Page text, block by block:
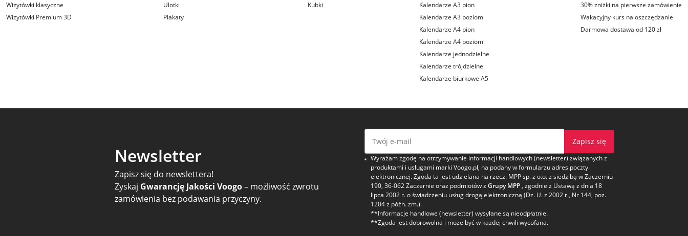
Wizytówki klasyczne
Wizytówki Premium 3D
Ulotki
Plakaty
Kubki
Kalendarze A3 pion
Kalendarze A3 poziom
Kalendarze A4 pion
Kalendarze A4 poziom
Kalendarze jednodzielne
Kalendarze trójdzielne
Kalendarze biurkowe A5
30% zniżki na pierwsze zamówienie
Wakacyjny kurs na oszczędzanie
Darmowa dostawa od 120 zł
Newsletter
Zapisz się do newslettera!
Zyskaj Gwarancję Jakości Voogo– możliwość zwrotu
zamówienia bez podawania przyczyny.
Zapisz się
Wyrażam zgodę na otrzymywanie informacji handlowych (newsletter) związanych z
produktami i usługami marki Voogo.pl, na podany w formularzu adres poczty
elektronicznej. Zgoda ta jest udzielana na rzecz: MPP sp. z o.o. z siedzibą w Zaczerniu
190, 36-062 Zaczernie oraz podmiotów zGrupy MPP , zgodnie z Ustawą z dnia 18
lipca 2002 r. o świadczeniu usług drogą elektroniczną (Dz. U. z 2002 r., Nr 144, poz.
1204 z późn. zm.).
**Informacje handlowe (newsletter) wysyłane są nieodpłatnie.
**Zgoda jest dobrowolna i może być w każdej chwili wycofana.